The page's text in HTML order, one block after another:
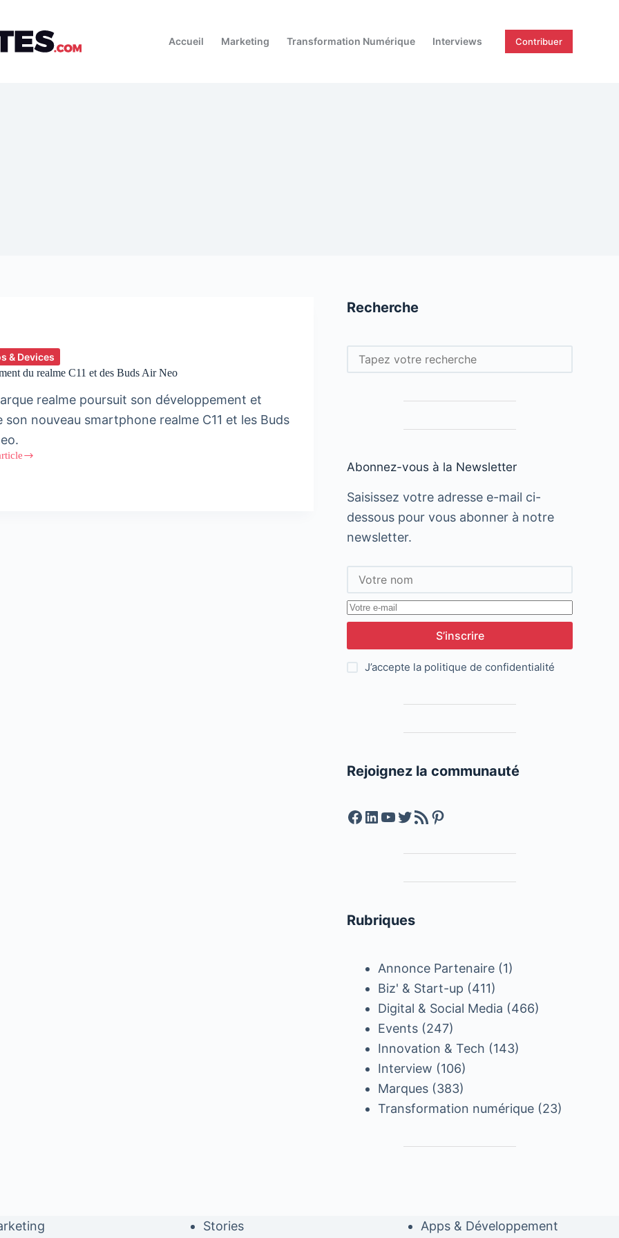
Accueil
Marketing Transformation Numérique Interviews Contribuer
& Devices
du realme C11 et des Buds Air Neo
realme poursuit son développement et
son nouveau smartphone realme C11 et les Buds
Recherche
Rechercher
Abonnez-vous à la Newsletter
Saisissez votre adresse e-mail ci-
dessous pour vous abonner à notre
newsletter.
S’inscrire
J’accepte la politique de confidentialité
Rejoignez la communauté
Facebook
LinkedIn
YouTube
Twitter
Feed RSSPinterest
Rubriques
Annonce Partenaire (1)
Biz' & Start-up (411)
Digital & Social Media (466)
Events (247)
Innovation & Tech (143)
Interview (106)
Marques (383)
Transformation numérique (23)
Stories Apps & Développement